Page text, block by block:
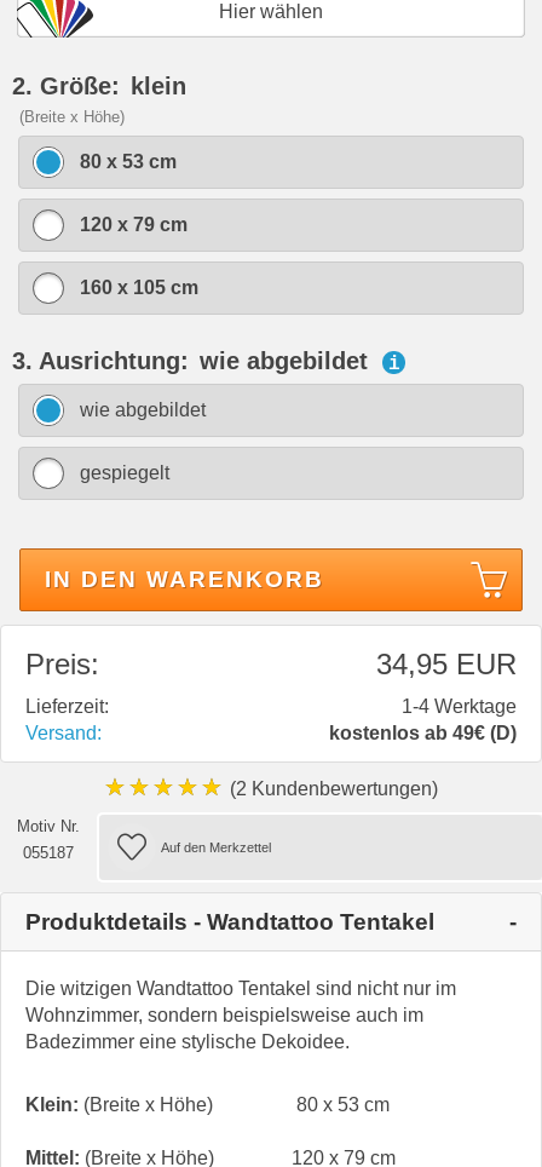
Hier wählen
2. Größe: klein
(Breite x Höhe)
80 x 53 cm
120 x 79 cm
160 x 105 cm
3. Ausrichtung: wie abgebildet i
wie abgebildet
gespiegelt
IN DEN WARENKORB
Preis: 34,95 EUR
Lieferzeit:
1-4 Werktage
Versand:
kostenlos ab 49€ (D)
★★★★★ (2 Kundenbewertungen)
Motiv Nr.
055187
Produktdetails - Wandtattoo Tentakel
Die witzigen Wandtattoo Tentakel sind nicht nur im
Wohnzimmer, sondern beispielsweise auch im
Badezimmer eine stylische Dekoidee.
Klein: (Breite x Höhe) 80 x 53 cm
Mittel: (Breite x Höhe) 120 x 79 cm